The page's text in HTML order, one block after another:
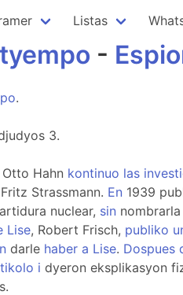
Listas
tyempo -
.
3.
Otto Hahn kontinuo las
Strassmann. En 1939
nuclear, sin nombrarla
Lise, Robert Frisch, publiko
darle haber a Lise. Dospues
i dyeron eksplikasyon